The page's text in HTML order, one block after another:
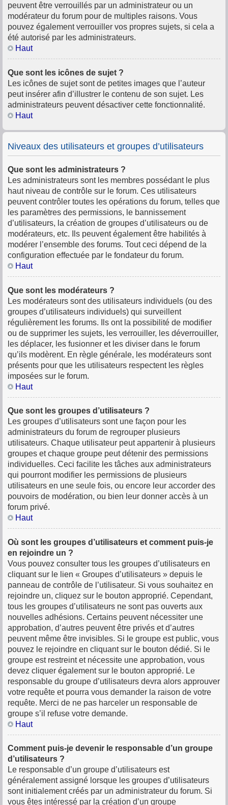
peuvent être verrouillés par un administrateur ou un
modérateur du forum pour de multiples raisons. Vous
pouvez également verrouiller vos propres sujets, si cela a
été autorisé par les administrateurs.
Haut
Que sont les icônes de sujet ?
Les icônes de sujet sont de petites images que l’auteur
peut insérer afin d’illustrer le contenu de son sujet. Les
administrateurs peuvent désactiver cette fonctionnalité.
Haut
Niveaux des utilisateurs et groupes d’utilisateurs
Que sont les administrateurs ?
Les administrateurs sont les membres possédant le plus
haut niveau de contrôle sur le forum. Ces utilisateurs
peuvent contrôler toutes les opérations du forum, telles que
les paramètres des permissions, le bannissement
d’utilisateurs, la création de groupes d’utilisateurs ou de
modérateurs, etc. Ils peuvent également être habilités à
modérer l’ensemble des forums. Tout ceci dépend de la
configuration effectuée par le fondateur du forum.
Haut
Que sont les modérateurs ?
Les modérateurs sont des utilisateurs individuels (ou des
groupes d’utilisateurs individuels) qui surveillent
régulièrement les forums. Ils ont la possibilité de modifier
ou de supprimer les sujets, les verrouiller, les déverrouiller,
les déplacer, les fusionner et les diviser dans le forum
qu’ils modèrent. En règle générale, les modérateurs sont
présents pour que les utilisateurs respectent les règles
imposées sur le forum.
Haut
Que sont les groupes d’utilisateurs ?
Les groupes d’utilisateurs sont une façon pour les
administrateurs du forum de regrouper plusieurs
utilisateurs. Chaque utilisateur peut appartenir à plusieurs
groupes et chaque groupe peut détenir des permissions
individuelles. Ceci facilite les tâches aux administrateurs
qui pourront modifier les permissions de plusieurs
utilisateurs en une seule fois, ou encore leur accorder des
pouvoirs de modération, ou bien leur donner accès à un
forum privé.
Haut
Où sont les groupes d’utilisateurs et comment puis-je
en rejoindre un ?
Vous pouvez consulter tous les groupes d’utilisateurs en
cliquant sur le lien « Groupes d’utilisateurs » depuis le
panneau de contrôle de l’utilisateur. Si vous souhaitez en
rejoindre un, cliquez sur le bouton approprié. Cependant,
tous les groupes d’utilisateurs ne sont pas ouverts aux
nouvelles adhésions. Certains peuvent nécessiter une
approbation, d’autres peuvent être privés et d’autres
peuvent même être invisibles. Si le groupe est public, vous
pouvez le rejoindre en cliquant sur le bouton dédié. Si le
groupe est restreint et nécessite une approbation, vous
devez cliquer également sur le bouton approprié. Le
responsable du groupe d’utilisateurs devra alors approuver
votre requête et pourra vous demander la raison de votre
requête. Merci de ne pas harceler un responsable de
groupe s’il refuse votre demande.
Haut
Comment puis-je devenir le responsable d’un groupe
d’utilisateurs ?
Le responsable d’un groupe d’utilisateurs est
généralement assigné lorsque les groupes d’utilisateurs
sont initialement créés par un administrateur du forum. Si
vous êtes intéressé par la création d’un groupe